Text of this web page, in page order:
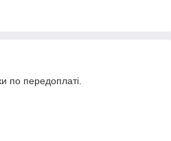
по передоплаті.